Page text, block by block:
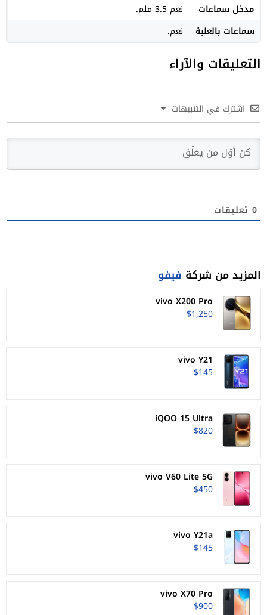
مدخل سماعات
نعم 3.5 ملم.
سماعات بالعلبة
نعم.
التعليقات والآراء
اشترك في التنبيهات
0 تعليقات
المزيد من شركة فيفو
vivo X200 Pro
$1,250
vivo Y21
$145
iQOO 15 Ultra
$820
vivo V60 Lite 5G
$450
vivo Y21a
$145
vivo X70 Pro
$900